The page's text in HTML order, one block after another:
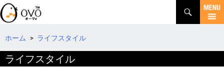
検
索
コ
テ
ツ
へ
ホーム > ライフスタイル
ライフスタイル